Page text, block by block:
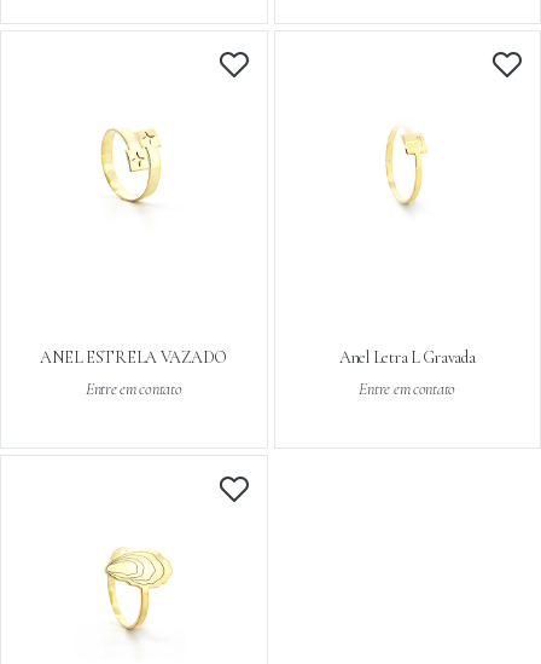
ANEL ESTRELA VAZADO
Entre em contato
Anel Letra L Gravada
Entre em contato